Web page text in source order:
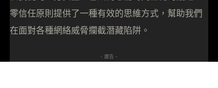
零信任原則提供了一種有效的思維方式，幫助我們
在面對各種網絡威脅攔截潛藏陷阱。
- 廣告 -